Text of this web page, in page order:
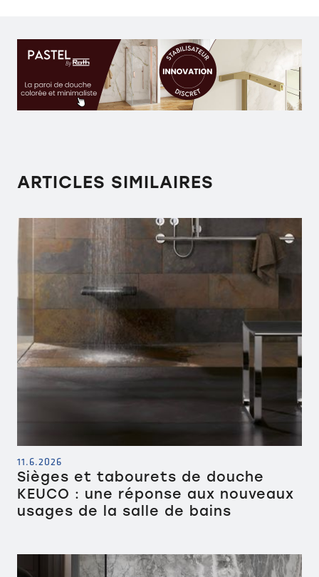
ARTICLES SIMILAIRES
11.6.2026
Sièges et tabourets de douche
KEUCO : une réponse aux nouveaux
usages de la salle de bains